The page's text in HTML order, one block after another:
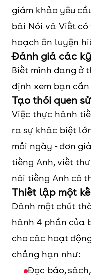
giám khảo yêu
bài Nói và Viết
hoạch ôn luyện
Đánh giá các
Biết mình đang ở
định xem bạn
Tạo thói quen
Việc thực hành
ra sự khác biệt
mỗi ngày - đơn
tiếng Anh, viết
nói tiếng Anh có
Thiết lập một
Dành một chút
hành 4 phần của
cho các hoạt
chẳng hạn như:
Đọc báo,